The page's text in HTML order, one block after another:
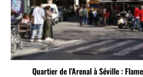
Quartier de l’Arenal à Séville :